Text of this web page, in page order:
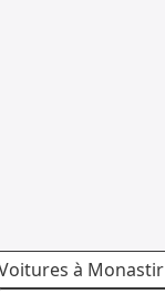
à Monastir